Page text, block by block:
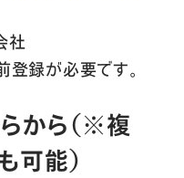
社
登録が必要です。
から（※複
可能）